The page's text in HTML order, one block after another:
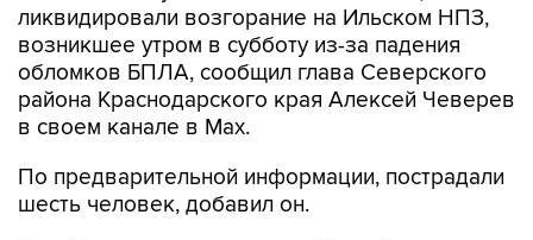
ликвидировали возгорание на Ильском НПЗ,
возникшее утром в субботу из-за падения
обломков БПЛА, сообщил глава Северского
района Краснодарского края Алексей Чеверев
в своем канале в Max.
По предварительной информации, пострадали
шесть человек, добавил он.